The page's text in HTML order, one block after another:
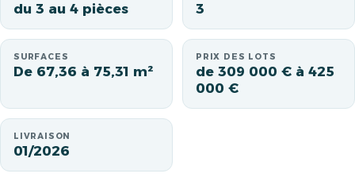
du 3 au 4 pièces 3
SURFACES
De 67,36 à 75,31 m²
PRIX DES LOTS
de 309 000 € à 425
000 €
LIVRAISON
01/2026